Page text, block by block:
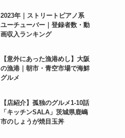
2023年｜ストリートピアノ系
ユーチューバー｜登録者数・動
画収入ランキング
【意外にあった漁港めし】大阪
の漁港｜朝市・青空市場で海鮮
グルメ
【店紹介】孤独のグルメ1-10話
「キッチンSALA」茨城県鹿嶋
市のしょうが焼目玉丼